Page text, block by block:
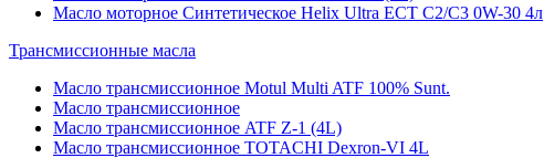
Масло моторное Синтетическое Helix Ultra ECT C2/C3 0W-30 4л
Трансмиссионные масла
Масло трансмиссионное Motul Multi ATF 100% Sunt.
Масло трансмиссионное
Масло трансмиссионное ATF Z-1 (4L)
Масло трансмиссионное TOTACHI Dexron-VI 4L